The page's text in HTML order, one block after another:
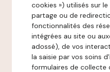
cookies ») utilisés sur
partage ou de
fonctionnalités des
intégrées au site ou
adossé), de vos
la saisie par vos soins
formulaires de collecte